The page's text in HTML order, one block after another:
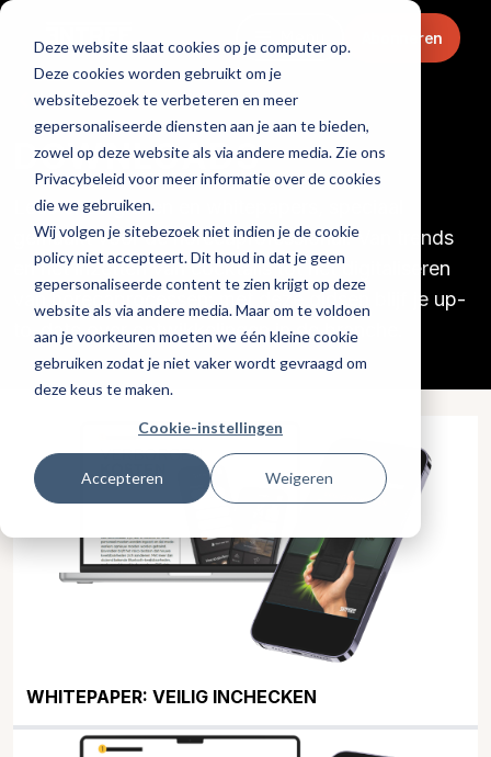
Deze website slaat cookies op je computer op.
Deze cookies worden gebruikt om je
websitebezoek te verbeteren en meer
gepersonaliseerde diensten aan je aan te bieden,
zowel op deze website als via andere media. Zie ons
Privacybeleid voor meer informatie over de cookies
die we gebruiken.
Wij volgen je sitebezoek niet indien je de cookie
policy niet accepteert. Dit houd in dat je geen
gepersonaliseerde content te zien krijgt op deze
website als via andere media. Maar om te voldoen
aan je voorkeuren moeten we één kleine cookie
gebruiken zodat je niet vaker wordt gevraagd om
deze keus te maken.
Cookie-instellingen
Accepteren Weigeren
Menu Abonneren
Home
DOWNLOADS
Lees onze gidsen en whitepapers, speciaal
gemaakt voor de horecaprofessional. Van trends
en het inzetten van cocktails tot het digitaliseren
van horecaprocessen: met deze gidsen blijf je up-
to-date over ontwikkelingen in de branche.
WHITEPAPER: VEILIG INCHECKEN